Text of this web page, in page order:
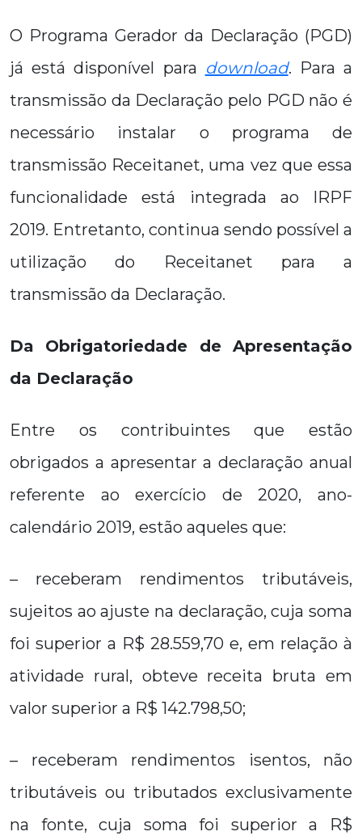
O Programa Gerador da Declaração (PGD)
já está disponível para download. Para a
transmissão da Declaração pelo PGD não é
necessário instalar o programa de
transmissão Receitanet, uma vez que essa
funcionalidade está integrada ao IRPF
2019. Entretanto, continua sendo possível a
utilização do Receitanet para a
transmissão da Declaração.
Da Obrigatoriedade de Apresentação
da Declaração
Entre os contribuintes que estão
obrigados a apresentar a declaração anual
referente ao exercício de 2020, ano-
calendário 2019, estão aqueles que:
– receberam rendimentos tributáveis,
sujeitos ao ajuste na declaração, cuja soma
foi superior a R$ 28.559,70 e, em relação à
atividade rural, obteve receita bruta em
valor superior a R$ 142.798,50;
– receberam rendimentos isentos, não
tributáveis ou tributados exclusivamente
na fonte, cuja soma foi superior a R$